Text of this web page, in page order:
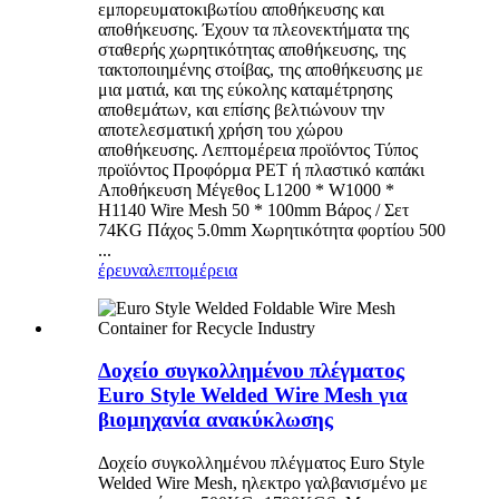
εμπορευματοκιβωτίου αποθήκευσης και
αποθήκευσης. Έχουν τα πλεονεκτήματα της
σταθερής χωρητικότητας αποθήκευσης, της
τακτοποιημένης στοίβας, της αποθήκευσης με
μια ματιά, και της εύκολης καταμέτρησης
αποθεμάτων, και επίσης βελτιώνουν την
αποτελεσματική χρήση του χώρου
αποθήκευσης. Λεπτομέρεια προϊόντος Τύπος
προϊόντος Προφόρμα PET ή πλαστικό καπάκι
Αποθήκευση Μέγεθος L1200 * W1000 *
H1140 Wire Mesh 50 * 100mm Βάρος / Σετ
74KG Πάχος 5.0mm Χωρητικότητα φορτίου 500
...
έρευναλεπτομέρεια
Δοχείο συγκολλημένου πλέγματος
Euro Style Welded Wire Mesh για
βιομηχανία ανακύκλωσης
Δοχείο συγκολλημένου πλέγματος Euro Style
Welded Wire Mesh, ηλεκτρο γαλβανισμένο με